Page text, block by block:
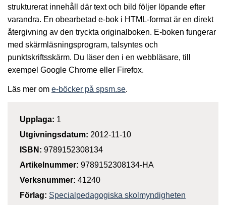
strukturerat innehåll där text och bild följer löpande efter
varandra. En obearbetad e-bok i HTML-format är en direkt
återgivning av den tryckta originalboken. E-boken fungerar
med skärmläsningsprogram, talsyntes och
punktskriftsskärm. Du läser den i en webbläsare, till
exempel Google Chrome eller Firefox.
Läs mer om e-böcker på spsm.se.
Upplaga: 1
Utgivningsdatum: 2012-11-10
ISBN: 9789152308134
Artikelnummer: 9789152308134-HA
Verksnummer: 41240
Förlag: Specialpedagogiska skolmyndigheten